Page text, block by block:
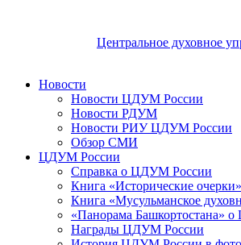
Центральное духовное
Новости
Новости ЦДУМ России
Новости РДУМ
Новости РИУ ЦДУМ России
Обзор СМИ
ЦДУМ России
Справка о ЦДУМ России
Книга «Исторические очерки»
Книга «Мусульманское
«Панорама Башкортостана»
Награды ЦДУМ России